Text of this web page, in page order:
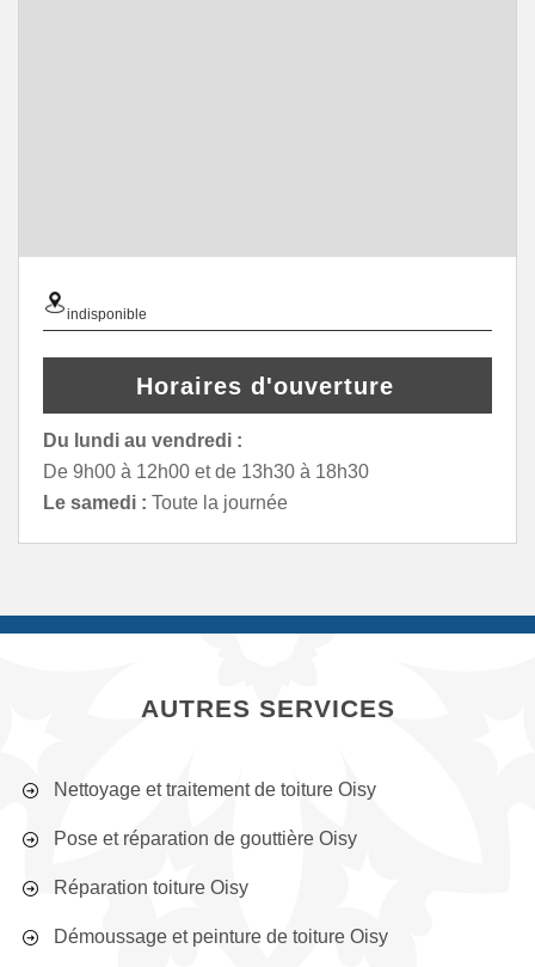
indisponible
Horaires d'ouverture
Du lundi au vendredi :
De 9h00 à 12h00 et de 13h30 à 18h30
Le samedi : Toute la journée
AUTRES SERVICES
Nettoyage et traitement de toiture Oisy
Pose et réparation de gouttière Oisy
Réparation toiture Oisy
Démoussage et peinture de toiture Oisy